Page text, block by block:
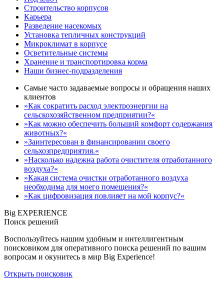
Строительство корпусов
Карьера
Разведение насекомых
Установка тепличных конструкций
Микроклимат в корпусе
Осветительные системы
Хранение и транспортировка корма
Наши бизнес-подразделения
Самые часто задаваемые вопросы и обращения наших
клиентов
»Как сократить расход электроэнергии на
сельскохозяйственном предприятии?«
»Как можно обеспечить больший комфорт содержания
животных?«
»Заинтересован в финансировании своего
сельхозпредприятия.«
»Насколько надежна работа очистителя отработанного
воздуха?«
»Какая система очистки отработанного воздуха
необходима для моего помещения?«
»Как цифровизация повлияет на мой корпус?«
Big EXPERIENCE
Поиск решений
Воспользуйтесь нашим удобным и интеллигентным
поисковиком для оперативного поиска решений по вашим
вопросам и окунитесь в мир Big Experience!
Открыть поисковик